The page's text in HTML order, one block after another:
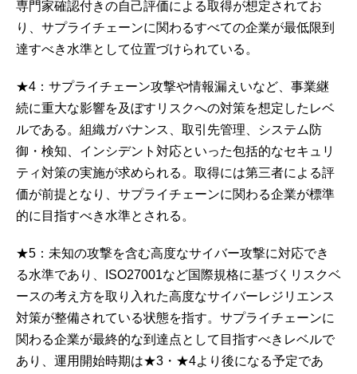
専門家確認付きの自己評価による取得が想定されてお
り、サプライチェーンに関わるすべての企業が最低限到
達すべき水準として位置づけられている。
★4：サプライチェーン攻撃や情報漏えいなど、事業継
続に重大な影響を及ぼすリスクへの対策を想定したレベ
ルである。組織ガバナンス、取引先管理、システム防
御・検知、インシデント対応といった包括的なセキュリ
ティ対策の実施が求められる。取得には第三者による評
価が前提となり、サプライチェーンに関わる企業が標準
的に目指すべき水準とされる。
★5：未知の攻撃を含む高度なサイバー攻撃に対応でき
る水準であり、ISO27001など国際規格に基づくリスクベ
ースの考え方を取り入れた高度なサイバーレジリエンス
対策が整備されている状態を指す。サプライチェーンに
関わる企業が最終的な到達点として目指すべきレベルで
あり、運用開始時期は★3・★4より後になる予定であ